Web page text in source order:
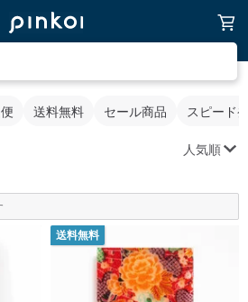
送料無料 セール商品 スピード
人気順
送料無料